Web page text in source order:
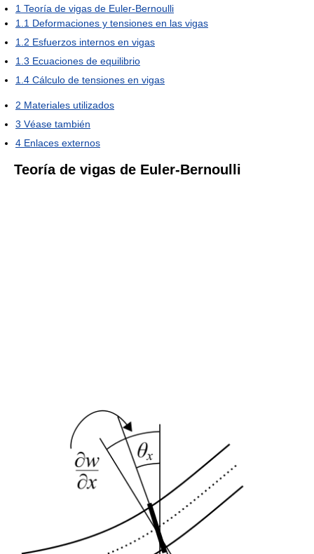
1 Teoría de vigas de Euler-Bernoulli
1.1 Deformaciones y tensiones en las vigas
1.2 Esfuerzos internos en vigas
1.3 Ecuaciones de equilibrio
1.4 Cálculo de tensiones en vigas
2 Materiales utilizados
3 Véase también
4 Enlaces externos
Teoría de vigas de Euler-Bernoulli